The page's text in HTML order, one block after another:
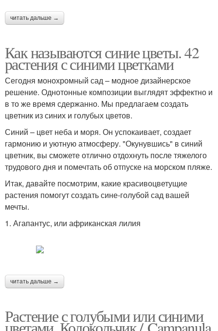
читать дальше →
Как называются синие цветы. 42
растения с синими цветками
Сегодня монохромный сад – модное дизайнерское
решение. Однотонные композиции выглядят эффектно и
в то же время сдержанно. Мы предлагаем создать
цветник из синих и голубых цветов.
Синий – цвет неба и моря. Он успокаивает, создает
гармонию и уютную атмосферу. "Окунувшись" в синий
цветник, вы сможете отлично отдохнуть после тяжелого
трудового дня и помечтать об отпуске на морском пляже.
Итак, давайте посмотрим, какие красивоцветущие
растения помогут создать сине-голубой сад вашей
мечты.
1. Агапантус, или африканская лилия
читать дальше →
Растение с голубыми или синими